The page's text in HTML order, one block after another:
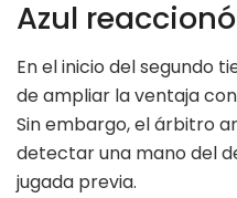
Azul reaccionó
En el inicio del segundo
de ampliar la ventaja
Sin embargo, el árbitro
detectar una mano del
jugada previa.